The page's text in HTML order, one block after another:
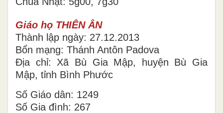
Giáo họ THIÊN ÂN
Thành lập ngày: 27.12.2013
Bổn mạng: Thánh Antôn Padova
Địa chỉ: Xã Bù Gia Mập, huyện Bù Gia
Mập, tỉnh Bình Phước
Số Giáo dân: 1249
Số Gia đình: 267